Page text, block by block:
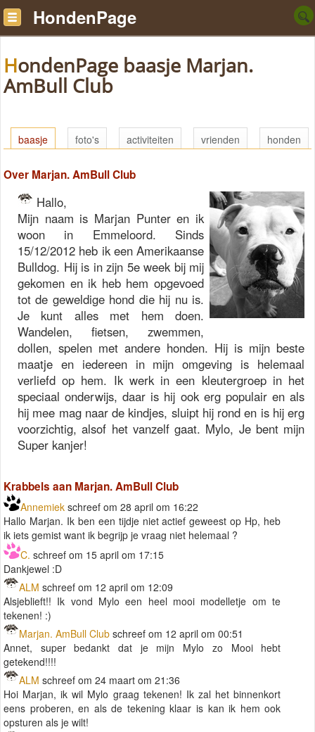
HondenPage
HondenPage baasje Marjan.
AmBull Club
baasje foto's activiteiten vrienden honden
Over Marjan. AmBull Club
Hallo,
Mijn naam is Marjan Punter en ik
woon in Emmeloord. Sinds
15/12/2012 heb ik een Amerikaanse
Bulldog. Hij is in zijn 5e week bij mij
gekomen en ik heb hem opgevoed
tot de geweldige hond die hij nu is.
Je kunt alles met hem doen.
Wandelen, fietsen, zwemmen,
dollen, spelen met andere honden. Hij is mijn beste
maatje en iedereen in mijn omgeving is helemaal
verliefd op hem. Ik werk in een kleutergroep in het
speciaal onderwijs, daar is hij ook erg populair en als
hij mee mag naar de kindjes, sluipt hij rond en is hij erg
voorzichtig, alsof het vanzelf gaat. Mylo, Je bent mijn
Super kanjer!
Krabbels aan Marjan. AmBull Club
Annemiek schreef om 28 april om 16:22
Hallo Marjan. Ik ben een tijdje niet actief geweest op Hp, heb
ik iets gemist want ik begrijp je vraag niet helemaal ?
C. schreef om 15 april om 17:15
Dankjewel :D
ALM schreef om 12 april om 12:09
Alsjeblieft!! Ik vond Mylo een heel mooi modelletje om te
tekenen! :)
Marjan. AmBull Club schreef om 12 april om 00:51
Annet, super bedankt dat je mijn Mylo zo Mooi hebt
getekend!!!!
ALM schreef om 24 maart om 21:36
Hoi Marjan, ik wil Mylo graag tekenen! Ik zal het binnenkort
eens proberen, en als de tekening klaar is kan ik hem ook
opsturen als je wilt!